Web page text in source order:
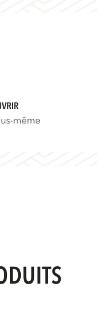
même